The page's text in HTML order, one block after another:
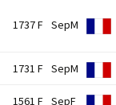
1737 F SepM
1731 F SepM
1561 F SepF